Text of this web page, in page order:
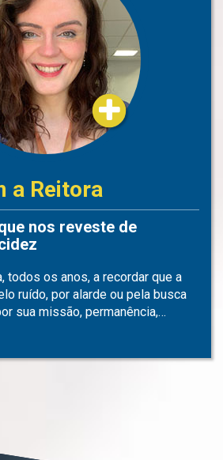
a Reitora
nos reveste de
todos os anos, a recordar que a
ruído, por alarde ou pela busca
sua missão, permanência,…